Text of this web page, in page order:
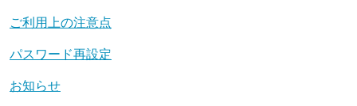
ご利用上の注意点
パスワード再設定
お知らせ